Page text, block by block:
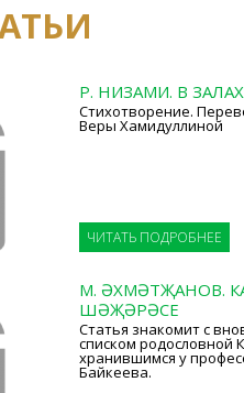
Р. НИЗАМИ. В
Стихотворение.
Веры Хамидуллиной
ЧИТАТЬ ПОДРОБНЕЕ
М. ӘХМӘТҖАНОВ.
ШӘҖӘРӘСЕ
Статья знакомит с
списком родословной
хранившимся у
Байкеева.